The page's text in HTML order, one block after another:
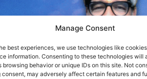
Manage Consent
best experiences, we use technologies like
information. Consenting to these technologies will
browsing behavior or unique IDs on this site. Not
may adversely affect certain features and
विज्ञान को उजागर करते हैं और बताते हैं कि